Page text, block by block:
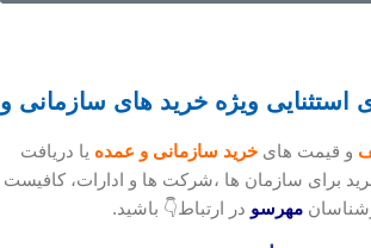
استثنایی ویژه خرید های سازمانی و
و قیمت های خرید سازمانی و عمده یا دریافت
برای سازمان ها ،شرکت ها و ادارات، کافیست
مهرسو در ارتباط👇 باشید.